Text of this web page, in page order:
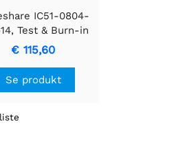
IC51-0804-
Test & Burn-in
Socket
€ 115,60
Se produkt